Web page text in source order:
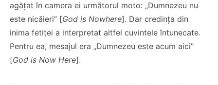
agățat în camera ei următorul moto: „Dumnezeu nu
este nicăieri” [God is Nowhere]. Dar credința din
inima fetiței a interpretat altfel cuvintele întunecate.
Pentru ea, mesajul era „Dumnezeu este acum aici”
[God is Now Here].